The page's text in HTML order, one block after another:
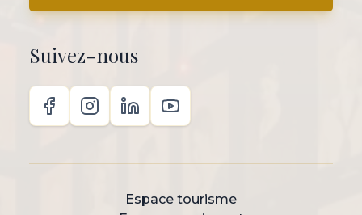
Suivez-nous
Espace tourisme